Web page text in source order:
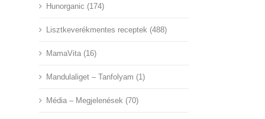
Hunorganic (174)
Lisztkeverékmentes receptek (488)
MamaVita (16)
Mandulaliget – Tanfolyam (1)
Média – Megjelenések (70)